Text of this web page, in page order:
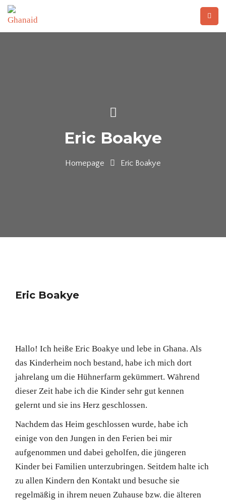
Eric Boakye
Homepage Eric Boakye
Eric Boakye
Hallo! Ich heiße Eric Boakye und lebe in Ghana. Als
das Kinderheim noch bestand, habe ich mich dort
jahrelang um die Hühnerfarm gekümmert. Während
dieser Zeit habe ich die Kinder sehr gut kennen
gelernt und sie ins Herz geschlossen.
Nachdem das Heim geschlossen wurde, habe ich
einige von den Jungen in den Ferien bei mir
aufgenommen und dabei geholfen, die jüngeren
Kinder bei Familien unterzubringen. Seitdem halte ich
zu allen Kindern den Kontakt und besuche sie
regelmäßig in ihrem neuen Zuhause bzw. die älteren